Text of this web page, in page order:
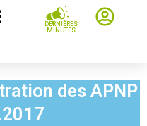
DERNIÈRES
MINUTES
des APNP